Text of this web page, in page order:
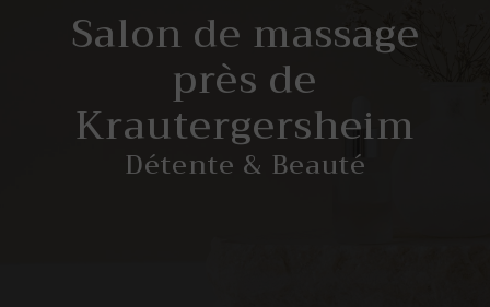
Salon de massage
près de
Krautergersheim
Détente & Beauté